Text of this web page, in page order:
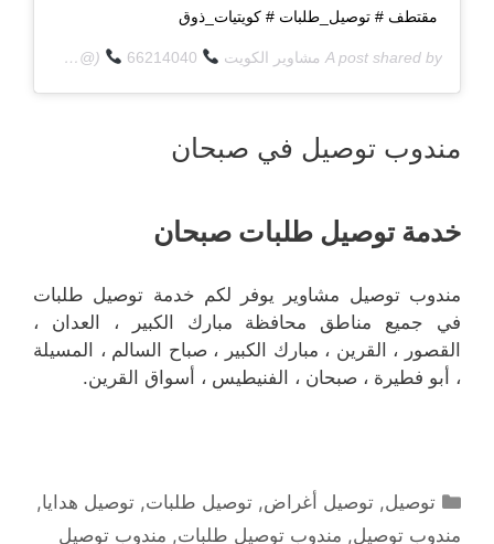
مقتطف # توصيل_طلبات # كويتيات_ذوق
A post shared by مشاوير الكويت (@q8deliverycom) on
مندوب توصيل في صبحان
خدمة توصيل طلبات صبحان
مندوب توصيل مشاوير يوفر لكم خدمة توصيل طلبات
في جميع مناطق محافظة مبارك الكبير ، العدان ،
القصور ، القرين ، مبارك الكبير ، صباح السالم ، المسيلة
، أبو فطيرة ، صبحان ، الفنيطيس ، أسواق القرين.
التصنيفات
توصيل,توصيل أغراض,توصيل طلبات,توصيل هدايا,
مندوب توصيل, مندوب توصيل طلبات, مندوب توصيل